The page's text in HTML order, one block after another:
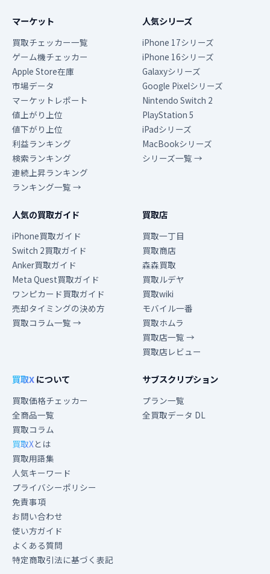
マーケット
買取チェッカー一覧
ゲーム機チェッカー
Apple Store在庫
市場データ
マーケットレポート
値上がり上位
値下がり上位
利益ランキング
検索ランキング
連続上昇ランキング
ランキング一覧 →
人気シリーズ
iPhone 17シリーズ
iPhone 16シリーズ
Galaxyシリーズ
Google Pixelシリーズ
Nintendo Switch 2
PlayStation 5
iPadシリーズ
MacBookシリーズ
シリーズ一覧 →
人気の買取ガイド
iPhone買取ガイド
Switch 2買取ガイド
Anker買取ガイド
Meta Quest買取ガイド
ワンピカード買取ガイド
売却タイミングの決め方
買取コラム一覧 →
買取店
買取一丁目
買取商店
森森買取
買取ルデヤ
買取wiki
モバイル一番
買取ホムラ
買取店一覧 →
買取店レビュー
買取Xについて
買取価格チェッカー
全商品一覧
買取コラム
買取Xとは
買取用語集
人気キーワード
プライバシーポリシー
免責事項
お問い合わせ
使い方ガイド
よくある質問
特定商取引法に基づく表記
サブスクリプション
プラン一覧
全買取データ DL